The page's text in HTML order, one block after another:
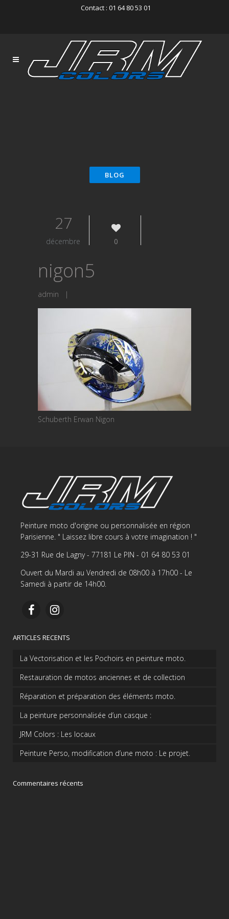
Contact : 01 64 80 53 01
27
décembre 0
nigon5
admin |
Schuberth Erwan Nigon
Peinture moto d'origine ou personnalisée en région
Parisienne. " Laissez libre cours à votre imagination ! "
29-31 Rue de Lagny - 77181 Le PIN - 01 64 80 53 01
Ouvert du Mardi au Vendredi de 08h00 à 17h00 - Le
Samedi à partir de 14h00.
ARTICLES RECENTS
La Vectorisation et les Pochoirs en peinture moto.
Restauration de motos anciennes et de collection
Réparation et préparation des éléments moto.
La peinture personnalisée d’un casque :
JRM Colors : Les locaux
Peinture Perso, modification d’une moto : Le projet.
Commentaires récents